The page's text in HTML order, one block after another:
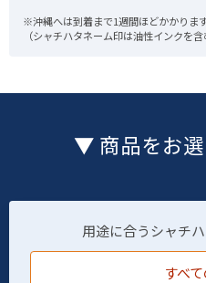
※沖縄へは到着まで1週間ほどかかります
（シャチハタネーム印は油性インクを
▼ 商品をお
用途に合うシャチ
すべ